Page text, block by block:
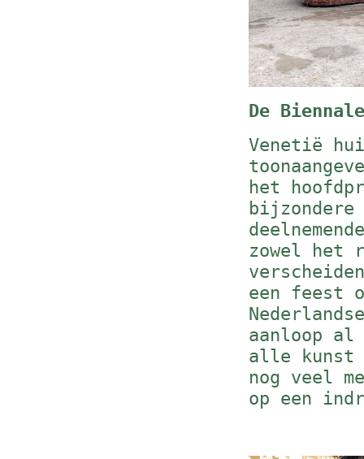
De Biennale
Venetië
het
zowel het
een feest
aanloop al
alle
nog veel
op een